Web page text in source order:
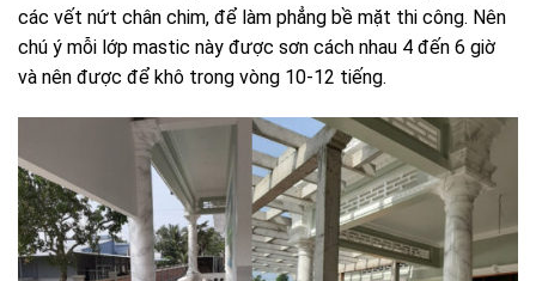
các vết nứt chân chim, để làm phẳng bề mặt thi công. Nên
chú ý mỗi lớp mastic này được sơn cách nhau 4 đến 6 giờ
và nên được để khô trong vòng 10-12 tiếng.